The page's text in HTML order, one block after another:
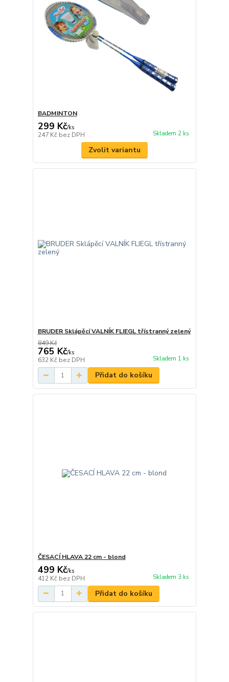
BADMINTON
299 Kč/ks
247 Kč bez DPH Skladem 2 ks
Zvolit variantu
BRUDER Sklápěcí VALNÍK FLIEGL třístranný zelený
849 Kč
765 Kč/ks
632 Kč bez DPH Skladem 1 ks
Přidat do košíku
ČESACÍ HLAVA 22 cm - blond
499 Kč/ks
412 Kč bez DPH Skladem 3 ks
Přidat do košíku